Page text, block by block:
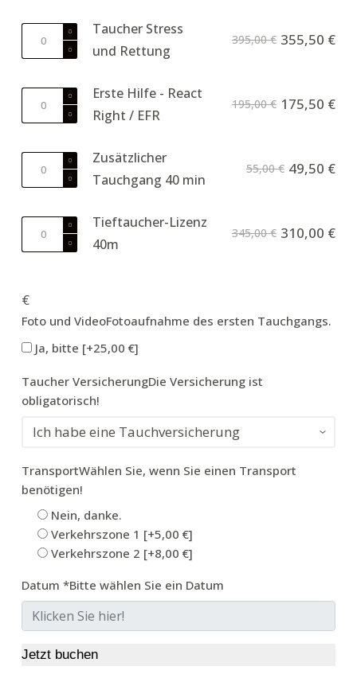
Rescue
Menge
Taucher Stress
und Rettung
395,00€ 355,50 €
React
Right
/
Menge
Erste Hilfe - React
Right / EFR
195,00€ 175,50 €
Additional
min
Menge
Zusätzlicher
Tauchgang 40 min
55,00€ 49,50 €
Menge
Tieftaucher-Lizenz
40m
345,00€ 310,00 €
€
Foto und VideoFotoaufnahme des ersten Tauchgangs.
Ja, bitte [+25,00 €]
Taucher VersicherungDie Versicherung ist
obligatorisch!
TransportWählen Sie, wenn Sie einen Transport
benötigen!
Nein, danke.
Verkehrszone 1 [+5,00 €]
Verkehrszone 2 [+8,00 €]
Datum *Bitte wählen Sie ein Datum
Jetzt buchen